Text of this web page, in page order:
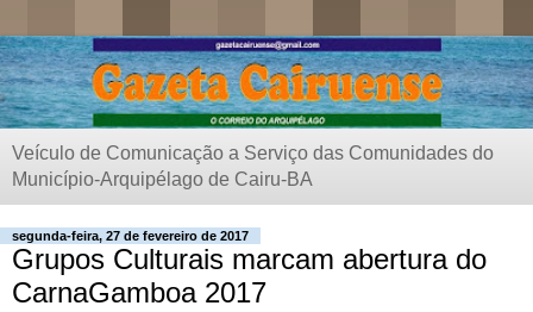
Veículo de Comunicação a Serviço das Comunidades do
Município-Arquipélago de Cairu-BA
segunda-feira, 27 de fevereiro de 2017
Grupos Culturais marcam abertura do
CarnaGamboa 2017